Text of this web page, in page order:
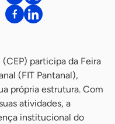
participa da Feira
(FIT Pantanal),
própria estrutura. Com
atividades, a
institucional do